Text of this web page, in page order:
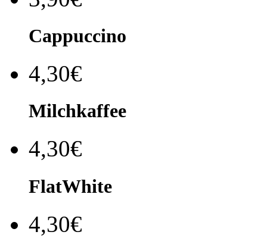
Cappuccino
4,30€
Milchkaffee
4,30€
FlatWhite
4,30€